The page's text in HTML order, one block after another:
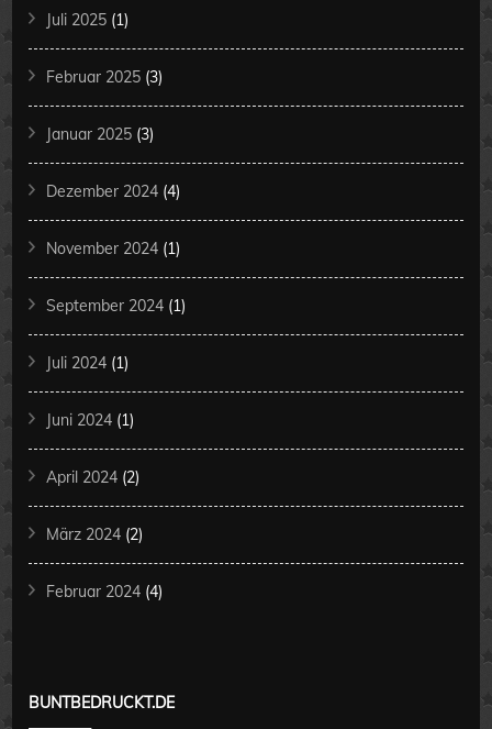
Juli 2025 (1)
Februar 2025 (3)
Januar 2025 (3)
Dezember 2024 (4)
November 2024 (1)
September 2024 (1)
Juli 2024 (1)
Juni 2024 (1)
April 2024 (2)
März 2024 (2)
Februar 2024 (4)
BUNTBEDRUCKT.DE